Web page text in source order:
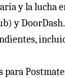
y la lucha
y